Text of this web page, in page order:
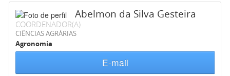
Abelmon da Silva Gesteira
COORDENADOR(A)
CIÊNCIAS AGRÁRIAS
Agronomia
E-mail